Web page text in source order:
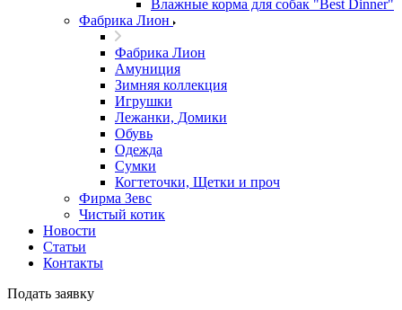
Влажные корма для собак "Best Dinner"
Фабрика Лион
Фабрика Лион
Амуниция
Зимняя коллекция
Игрушки
Лежанки, Домики
Обувь
Одежда
Сумки
Когтеточки, Щетки и проч
Фирма Зевс
Чистый котик
Новости
Статьи
Контакты
Подать заявку